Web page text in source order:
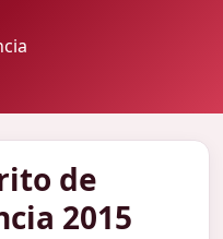
de
2015